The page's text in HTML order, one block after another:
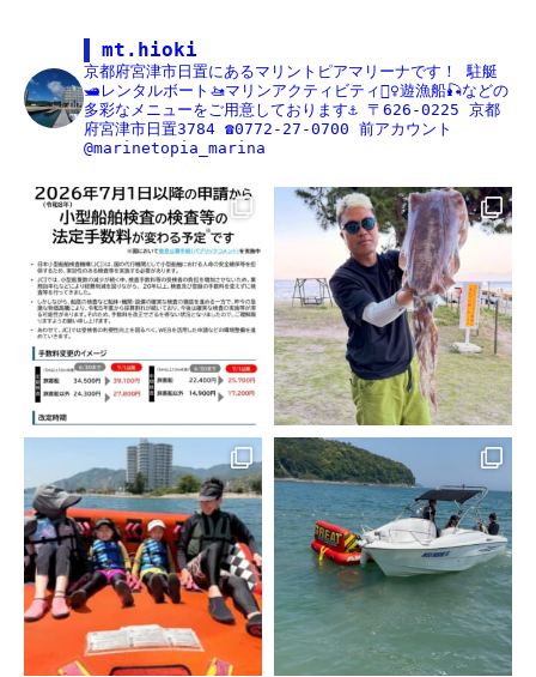
mt.hioki
京都府宮津市日置にあるマリントピアマリーナです！
駐艇
🛥レンタルボート🚤マリンアクティビティ🏄‍♀️遊漁船🎣などの
多彩なメニューをご用意しております⚓️ 〒626-0225 京都
府宮津市日置3784 ☎️0772-27-0700 前アカウント
@marinetopia_marina